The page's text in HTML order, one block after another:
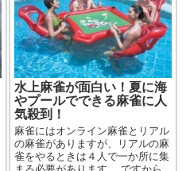
水上麻雀が面白い！夏に海
やプールでできる麻雀に人
気殺到！
麻雀にはオンライン麻雀とリアル
の麻雀がありますが、リアルの麻
雀をやるときは４人で一か所に集